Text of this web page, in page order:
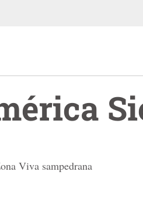
Viva sampedrana